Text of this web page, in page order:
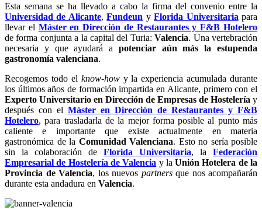
Esta semana se ha llevado a cabo la firma del convenio entre la
Universidad de Alicante,Fundeun yFlorida Universitaria para
llevar el Máster en Dirección de Restaurantes y F&B Hotelero
de forma conjunta a la capital del Turia:Valencia. Una vertebración
necesaria y que ayudará a potenciar aún más la estupenda
gastronomía valenciana.
Recogemos todo el know-howy la experiencia acumulada durante
los últimos años de formación impartida en Alicante, primero con el
Experto Universitario en Dirección de Empresas de Hostelería y
después con el Máster en Dirección de Restaurantes y F&B
Hotelero, para trasladarla de la mejor forma posible al punto más
caliente e importante que existe actualmente en materia
gastronómica de la Comunidad Valenciana. Esto no sería posible
sin la colaboración de Florida Universitaria, la Federación
Empresarial de Hostelería de Valencia y laUnión Hotelera de la
Provincia de Valencia, los nuevos partnersque nos acompañarán
durante esta andadura en Valencia.